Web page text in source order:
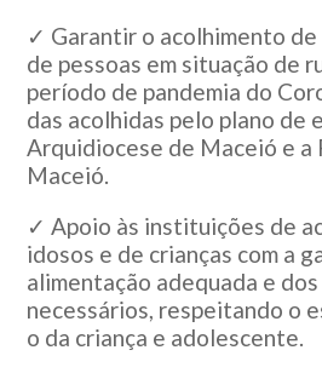
✓ Garantir o acolhimento de
de pessoas em situação de
período de pandemia do
das acolhidas pelo plano de
Arquidiocese de Maceió e
Maceió.
✓ Apoio às instituições de
idosos e de crianças com a
alimentação adequada e
necessários, respeitando o
o da criança e adolescente.